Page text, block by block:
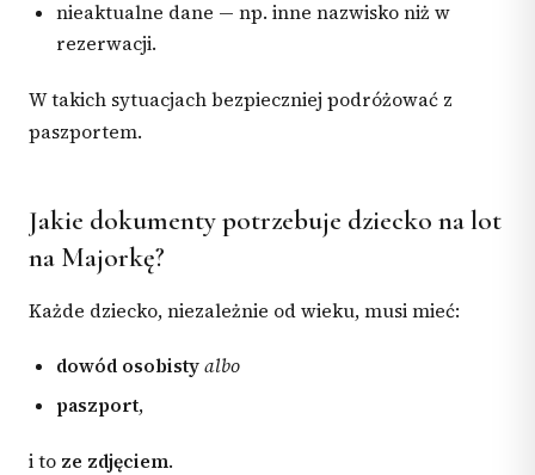
nieaktualne dane — np. inne nazwisko niż w
rezerwacji.
W takich sytuacjach bezpieczniej podróżować z
paszportem.
Jakie dokumenty potrzebuje dziecko na lot
na Majorkę?
Każde dziecko, niezależnie od wieku, musi mieć:
dowód osobisty albo
paszport,
i to ze zdjęciem.